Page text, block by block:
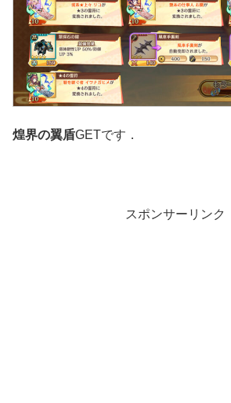
煌界の翼盾GETです．
スポンサーリンク